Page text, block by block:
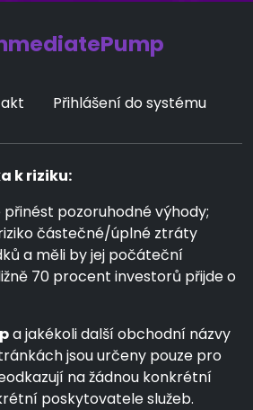
Přihlášení do systému
k riziku:
pozoruhodné výhody;
částečné/úplné ztráty
a měli by jej počáteční
70 procent investorů přijde o
a jakékoli další obchodní názvy
jsou určeny pouze pro
na žádnou konkrétní
poskytovatele služeb.